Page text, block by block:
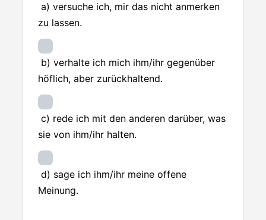
a) versuche ich, mir das nicht anmerken
zu lassen.
b) verhalte ich mich ihm/ihr gegenüber
höflich, aber zurückhaltend.
c) rede ich mit den anderen darüber, was
sie von ihm/ihr halten.
d) sage ich ihm/ihr meine offene
Meinung.